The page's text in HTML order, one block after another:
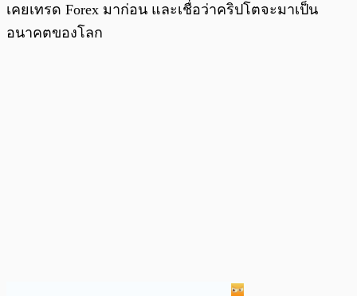
เคยเทรด Forex มาก่อน และเชื่อว่าคริปโตจะมาเป็น
อนาคตของโลก